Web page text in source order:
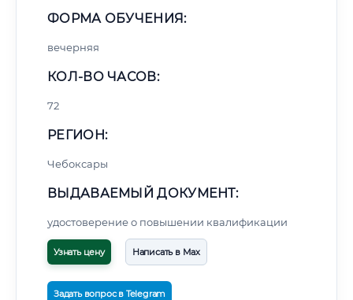
ФОРМА ОБУЧЕНИЯ:
вечерняя
КОЛ-ВО ЧАСОВ:
72
РЕГИОН:
Чебоксары
ВЫДАВАЕМЫЙ ДОКУМЕНТ:
удостоверение о повышении квалификации
Узнать цену Написать в Max
Задать вопрос в Telegram